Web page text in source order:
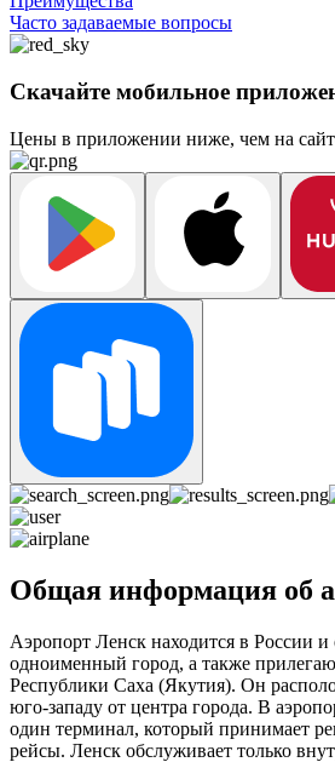
Часто задаваемые вопросы
Скачайте мобильное
Цены в приложении ниже, чем на
Общая информация об
Аэропорт Ленск находится в России и
одноименный город, а также
Республики Саха (Якутия). Он
юго-западу от центра города. В
один терминал, который принимает
рейсы. Ленск обслуживает только